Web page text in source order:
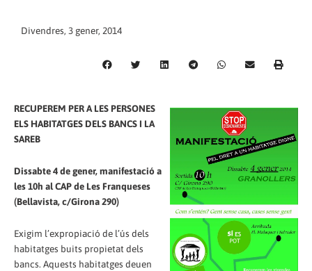
Divendres, 3 gener, 2014
RECUPEREM PER A LES PERSONES
ELS HABITATGES DELS BANCS I LA
SAREB
Dissabte 4 de gener, manifestació a
les 10h al CAP de Les Franqueses
(Bellavista, c/Girona 290)
Exigim l’expropiació de l’ús dels
habitatges buits propietat dels
bancs. Aquests habitatges deuen